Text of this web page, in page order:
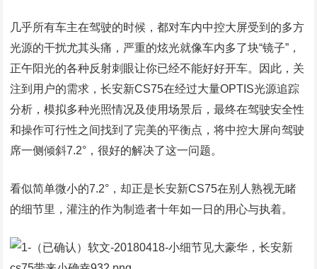
几乎所有车主在驾驶的时候，都对车内中控大屏受到的多方
光源的干扰尤其头痛，严重的炫光就像车内多了块“镜子”，
正午阳光的各种反射刺眼让你已经不能好好开车。因此，关
注到用户的需求，长安新CS75在经过大量OPTIS光源追踪
分析，模拟多种光照情况及使用场景后，最终在驾驶安全性
和操作可行性之间找到了完美的平衡点，将中控大屏向驾驶
席一侧倾斜7.2°，很好的解决了这一问题。
看似简单微小的7.2°，却正是长安新CS75在别人熟视无睹
的细节里，灌注的作为制造者十年如一日的用心与执着。